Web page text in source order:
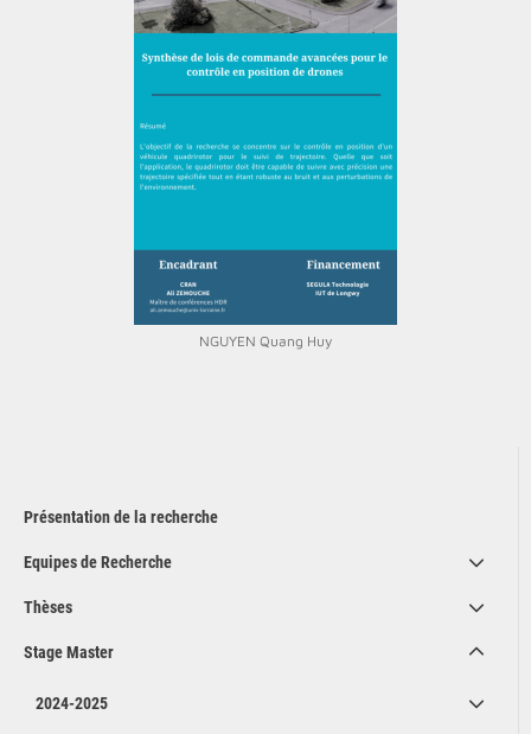
NGUYEN Quang Huy
Présentation de la recherche
Equipes de Recherche
Thèses
Stage Master
2024-2025